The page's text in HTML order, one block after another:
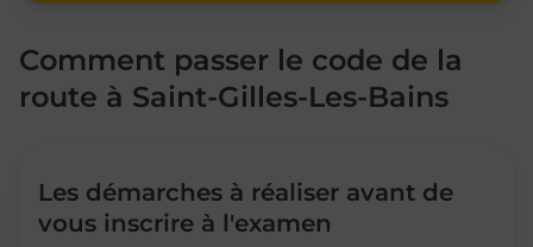
Comment passer le code de la
route à Saint-Gilles-Les-Bains
Les démarches à réaliser avant de
vous inscrire à l'examen